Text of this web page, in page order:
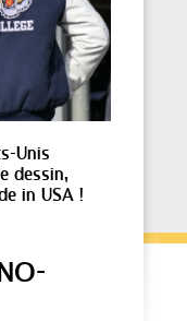
Unis
dessin,
in USA !